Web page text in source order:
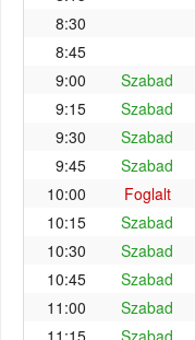
8:30
8:45
9:00
Szabad
9:15
Szabad
9:30
Szabad
9:45
Szabad
10:00
Foglalt
10:15
Szabad
10:30
Szabad
10:45
Szabad
11:00
Szabad